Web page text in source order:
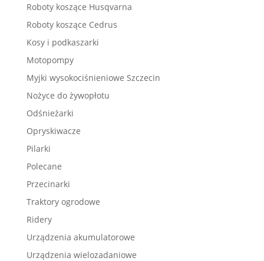
Roboty koszące Husqvarna
Roboty koszące Cedrus
Kosy i podkaszarki
Motopompy
Myjki wysokociśnieniowe Szczecin
Nożyce do żywopłotu
Odśnieżarki
Opryskiwacze
Pilarki
Polecane
Przecinarki
Traktory ogrodowe
Ridery
Urządzenia akumulatorowe
Urządzenia wielozadaniowe